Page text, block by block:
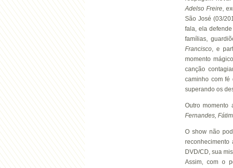
Adelso Freire,
São José (03/
fala, ela
famílias,
Francisco, e
momento
canção
caminho com fé
superando os
Outro
Fernandes,
O show não
DVD/CD, sua
Assim, com o